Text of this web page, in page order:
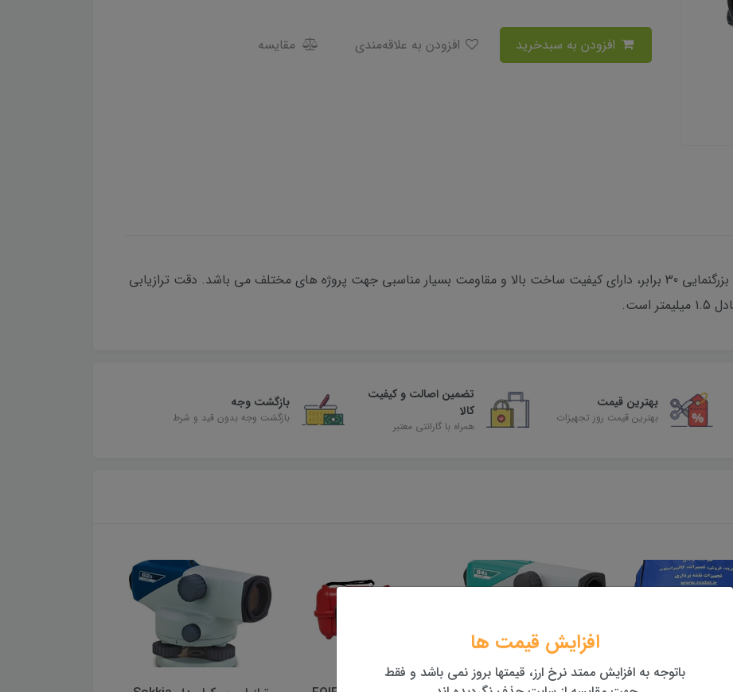
مقایسه
ترازیاب اتوماتیک پنتاکس مدل AP-230 با بزرگنمایی 30 برابر، دارای کیفیت ساخت بالا و مقاومت بسیار مناسبی جهت پروژه های مختلف می باشد. دقت ترازیابی
بهترین قیمت
بهترین قیمت روز تجهیزات
تضمین اصالت و کیفیت
کالا
همراه با گارانتی معتبر
بازگشت وجه
بازگشت وجه بدون قید و شرط
افزایش قیمت ها
باتوجه به افزایش ممتد نرخ ارز، قیمتها بروز نمی باشد و فقط